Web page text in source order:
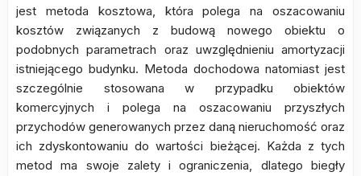
jest metoda kosztowa, która polega na oszacowaniu
kosztów związanych z budową nowego obiektu o
podobnych parametrach oraz uwzględnieniu amortyzacji
istniejącego budynku. Metoda dochodowa natomiast jest
szczególnie stosowana w przypadku obiektów
komercyjnych i polega na oszacowaniu przyszłych
przychodów generowanych przez daną nieruchomość oraz
ich zdyskontowaniu do wartości bieżącej. Każda z tych
metod ma swoje zalety i ograniczenia, dlatego biegły